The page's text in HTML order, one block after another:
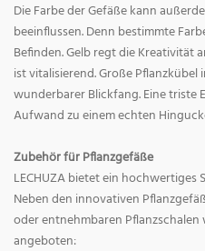
Die Farbe der Gefäße kann
beeinflussen. Denn bestimmte
Befinden. Gelb regt die
ist vitalisierend. Große
wunderbarer Blickfang. Eine triste
Aufwand zu einem echten
Zubehör für Pflanzgefäße
LECHUZA bietet ein
Neben den innovativen
oder entnehmbaren
angeboten: